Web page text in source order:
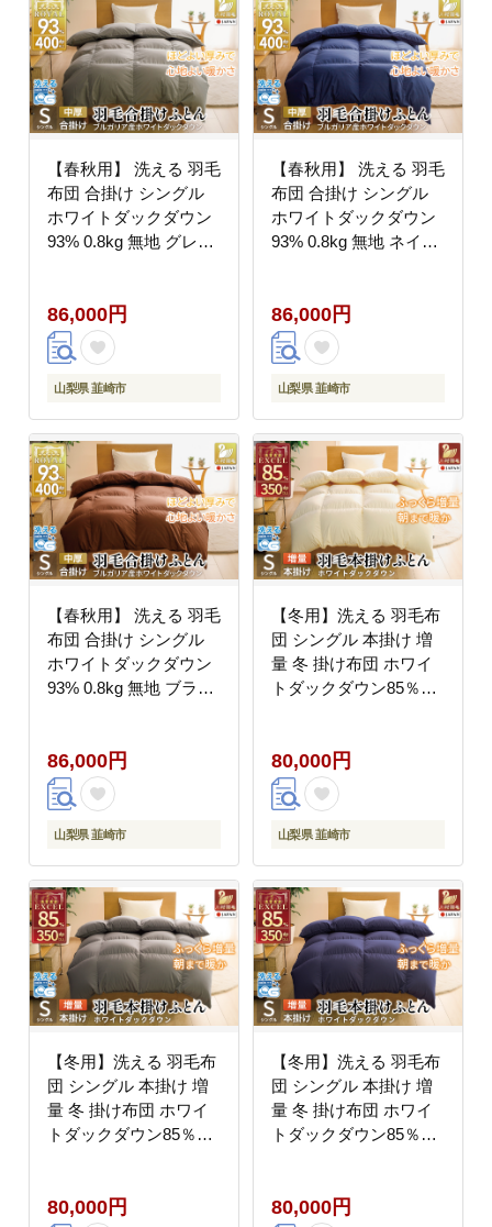
【春秋用】 洗える 羽毛
布団 合掛け シングル
ホワイトダックダウン
93% 0.8kg 無地 グレー
20741734] 合い掛け 布
団 ブルガリア産 コイン
ランドリー 掛け布団 ダ
ウンかけ布団 ふとん 羽
イヤルゴールドラベル
86,000円
山梨県 韮崎市
【春秋用】 洗える 羽毛
布団 合掛け シングル
ホワイトダックダウン
93% 0.8kg 無地 ネイビ
20745426] 合い掛け 布
団 ブルガリア産 コイン
ランドリー 掛け布団 ダ
ウンかけ布団 ふとん 羽
イヤルゴールドラベル
86,000円
山梨県 韮崎市
【春秋用】 洗える 羽毛
布団 合掛け シングル
ホワイトダックダウン
93% 0.8kg 無地 ブラウ
20745423] 合い掛け 布
団 ブルガリア産 コイン
ランドリー 掛け布団 ダ
ウンかけ布団 ふとん 羽
イヤルゴールドラベル
86,000円
山梨県 韮崎市
【冬用】洗える 羽毛布
団 シングル 本掛け 増
量 冬 掛け布団 ホワイ
トダックダウン85％
ふとん 本掛け布団 4つ
星 エクセルゴールドラ
ベル ダウンケット 寝具
掛布団 羽毛掛け布団 コ
臭 防汚加工 柔軟加工
防ダニ [川村羽毛 山梨
県 韮崎市 20742914]
80,000円
山梨県 韮崎市
【冬用】洗える 羽毛布
団 シングル 本掛け 増
量 冬 掛け布団 ホワイ
トダックダウン85％
ん 本掛け布団 4つ星 エ
80,000円
【冬用】洗える 羽毛布
団 シングル 本掛け 増
量 冬 掛け布団 ホワイ
トダックダウン85％
ラベル 無地 羽毛 布団
80,000円